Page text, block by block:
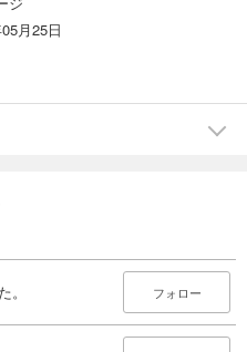
月25日
フォロー